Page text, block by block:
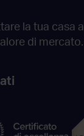
la tua casa
di mercato.